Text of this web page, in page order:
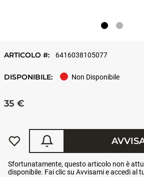
ARTICOLO #: 6416038105077
DISPONIBILE: Non Disponibile
35 €
Sfortunatamente, questo articolo non è
disponibile. Fai clic su Avvisami e accedi al